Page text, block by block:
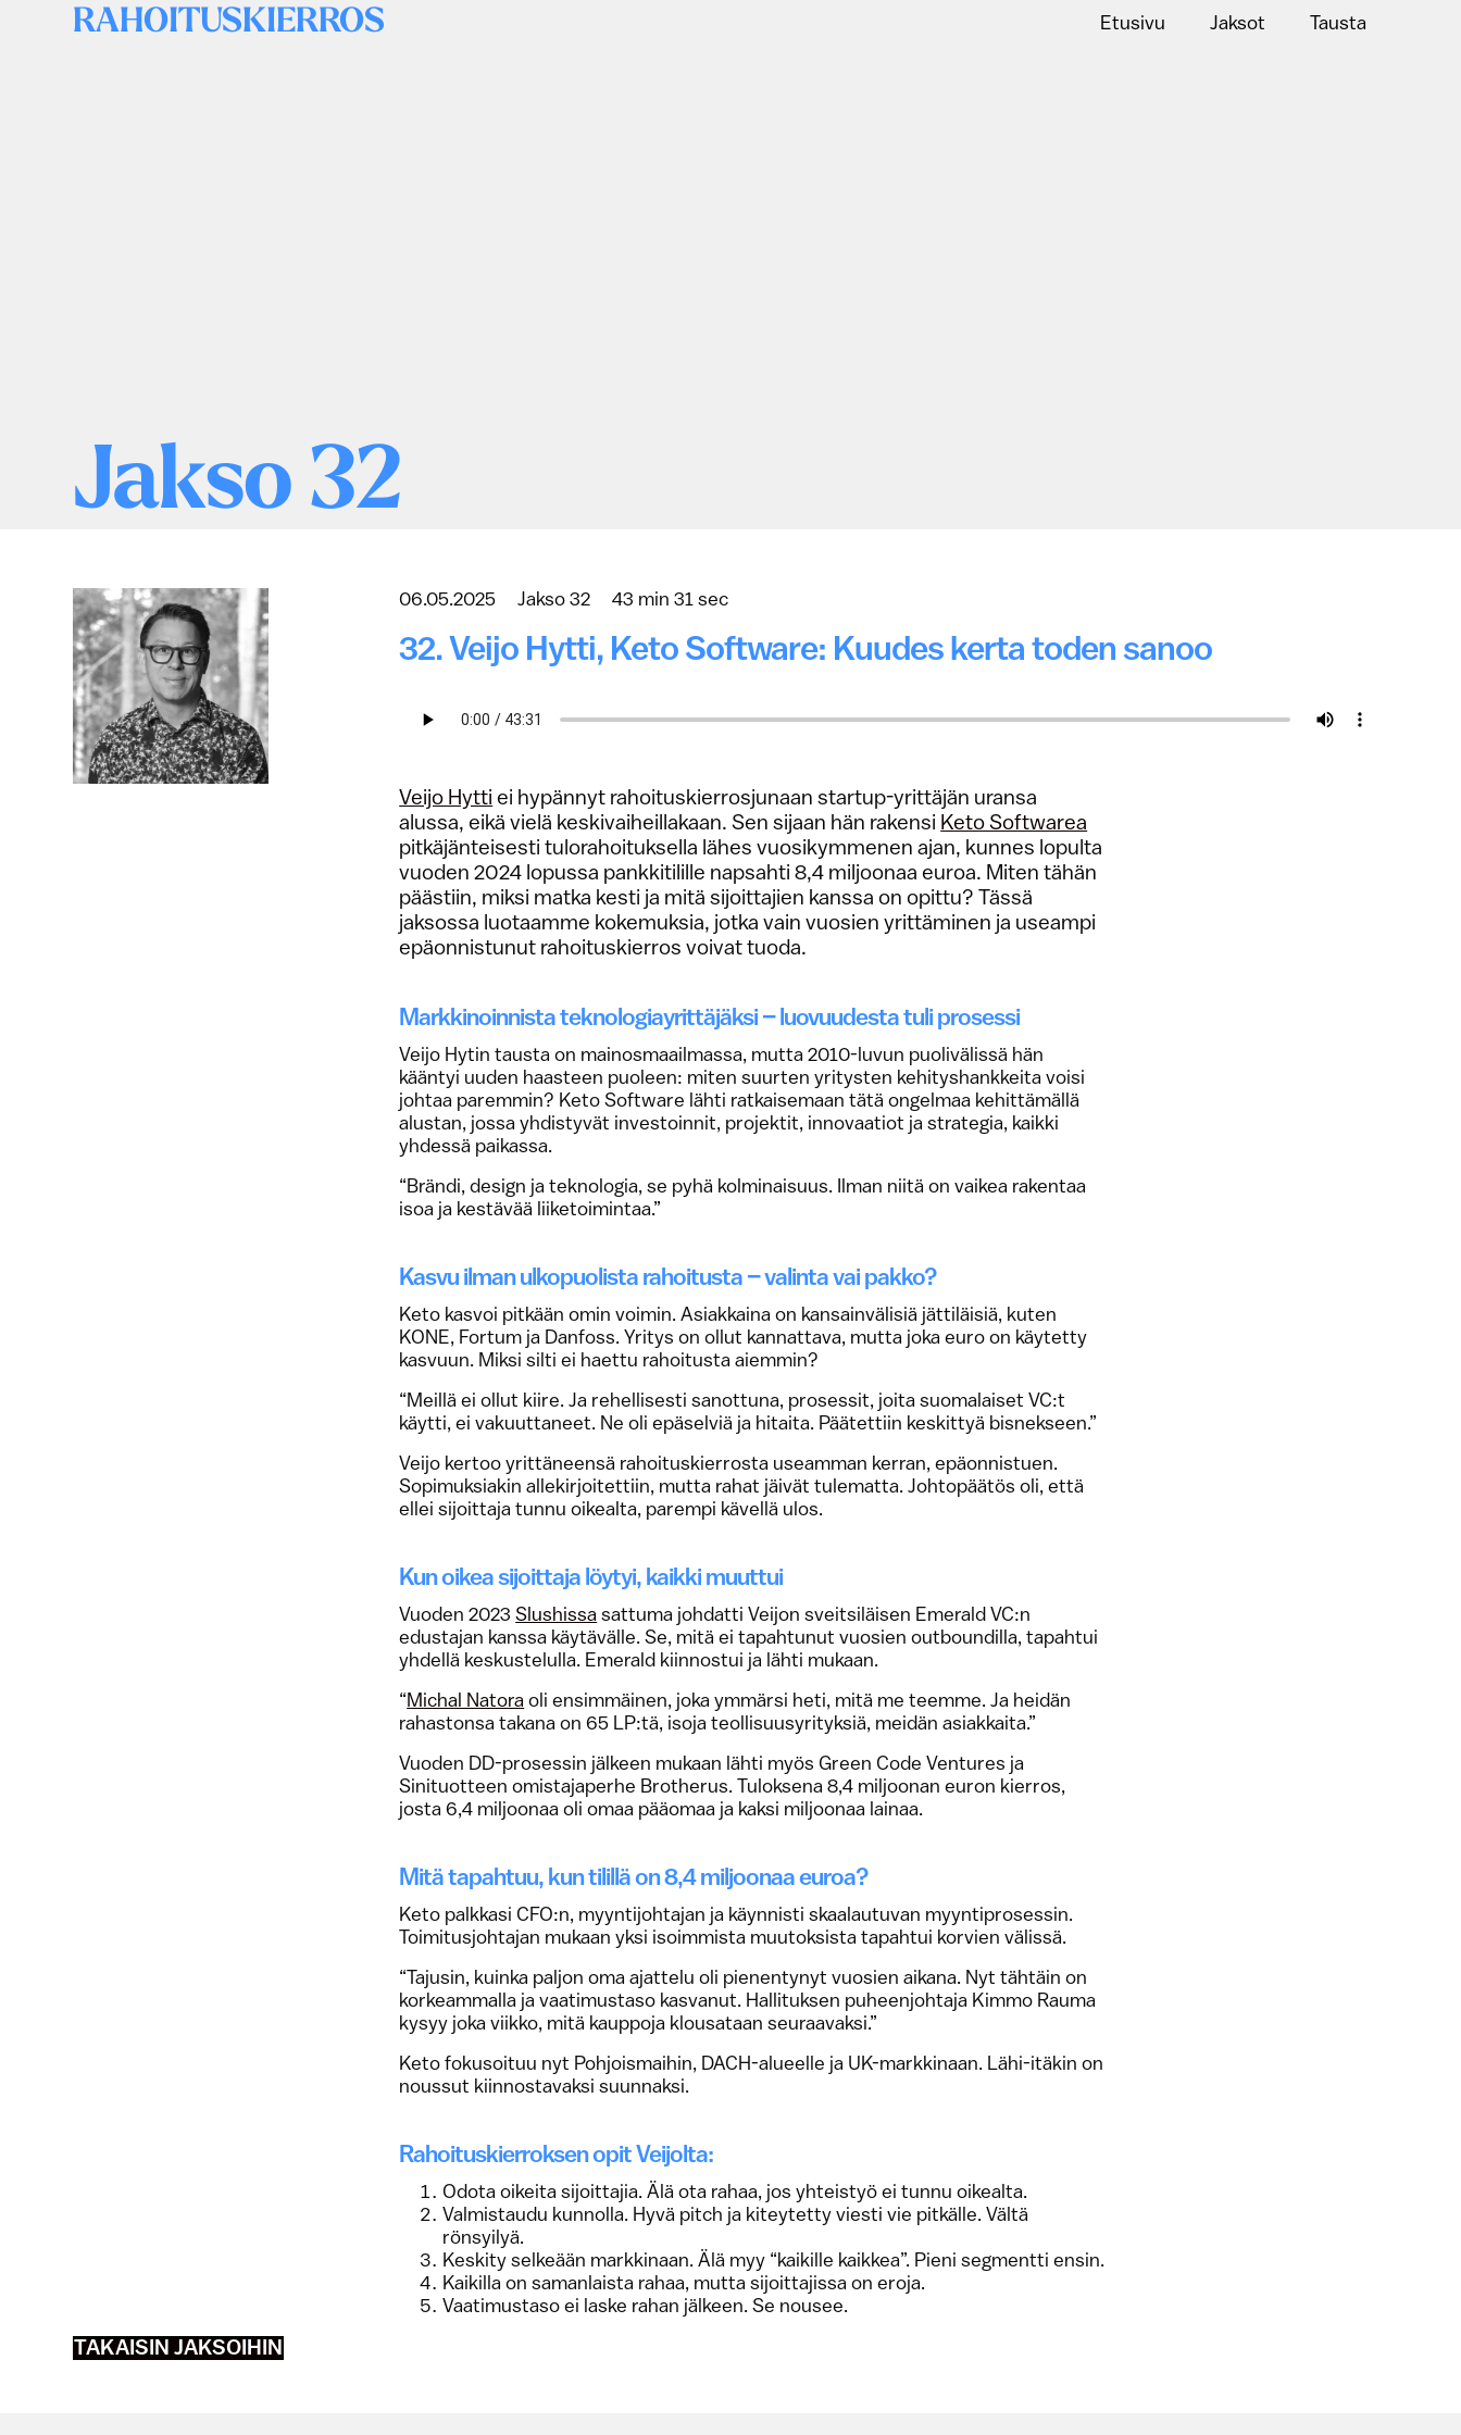
RAHOITUSKIERROS Etusivu Jaksot Tausta
Jakso 32
06.05.2025 Jakso 32 43 min 31 sec
32. Veijo Hytti, Keto Software: Kuudes kerta toden sanoo
Veijo Hytti ei hypännyt rahoituskierrosjunaan startup-yrittäjän uransa
alussa, eikä vielä keskivaiheillakaan. Sen sijaan hän rakensi Keto Softwarea
pitkäjänteisesti tulorahoituksella lähes vuosikymmenen ajan, kunnes lopulta
vuoden 2024 lopussa pankkitilille napsahti 8,4 miljoonaa euroa. Miten tähän
päästiin, miksi matka kesti ja mitä sijoittajien kanssa on opittu? Tässä
jaksossa luotaamme kokemuksia, jotka vain vuosien yrittäminen ja useampi
epäonnistunut rahoituskierros voivat tuoda.
Markkinoinnista teknologiayrittäjäksi – luovuudesta tuli prosessi
Veijo Hytin tausta on mainosmaailmassa, mutta 2010-luvun puolivälissä hän
kääntyi uuden haasteen puoleen: miten suurten yritysten kehityshankkeita voisi
johtaa paremmin? Keto Software lähti ratkaisemaan tätä ongelmaa kehittämällä
alustan, jossa yhdistyvät investoinnit, projektit, innovaatiot ja strategia, kaikki
yhdessä paikassa.
“Brändi, design ja teknologia, se pyhä kolminaisuus. Ilman niitä on vaikea rakentaa
isoa ja kestävää liiketoimintaa.”
Kasvu ilman ulkopuolista rahoitusta – valinta vai pakko?
Keto kasvoi pitkään omin voimin. Asiakkaina on kansainvälisiä jättiläisiä, kuten
KONE, Fortum ja Danfoss. Yritys on ollut kannattava, mutta joka euro on käytetty
kasvuun. Miksi silti ei haettu rahoitusta aiemmin?
“Meillä ei ollut kiire. Ja rehellisesti sanottuna, prosessit, joita suomalaiset VC:t
käytti, ei vakuuttaneet. Ne oli epäselviä ja hitaita. Päätettiin keskittyä bisnekseen.”
Veijo kertoo yrittäneensä rahoituskierrosta useamman kerran, epäonnistuen.
Sopimuksiakin allekirjoitettiin, mutta rahat jäivät tulematta. Johtopäätös oli, että
ellei sijoittaja tunnu oikealta, parempi kävellä ulos.
Kun oikea sijoittaja löytyi, kaikki muuttui
Vuoden 2023Slushissa sattuma johdatti Veijon sveitsiläisen Emerald VC:n
edustajan kanssa käytävälle. Se, mitä ei tapahtunut vuosien outboundilla, tapahtui
yhdellä keskustelulla. Emerald kiinnostui ja lähti mukaan.
“Michal Natora oli ensimmäinen, joka ymmärsi heti, mitä me teemme. Ja heidän
rahastonsa takana on 65 LP:tä, isoja teollisuusyrityksiä, meidän asiakkaita.”
Vuoden DD-prosessin jälkeen mukaan lähti myös Green Code Ventures ja
Sinituotteen omistajaperhe Brotherus. Tuloksena 8,4 miljoonan euron kierros,
josta 6,4 miljoonaa oli omaa pääomaa ja kaksi miljoonaa lainaa.
Mitä tapahtuu, kun tilillä on 8,4 miljoonaa euroa?
Keto palkkasi CFO:n, myyntijohtajan ja käynnisti skaalautuvan myyntiprosessin.
Toimitusjohtajan mukaan yksi isoimmista muutoksista tapahtui korvien välissä.
“Tajusin, kuinka paljon oma ajattelu oli pienentynyt vuosien aikana. Nyt tähtäin on
korkeammalla ja vaatimustaso kasvanut. Hallituksen puheenjohtaja Kimmo Rauma
kysyy joka viikko, mitä kauppoja klousataan seuraavaksi.”
Keto fokusoituu nyt Pohjoismaihin, DACH-alueelle ja UK-markkinaan. Lähi-itäkin on
noussut kiinnostavaksi suunnaksi.
Rahoituskierroksen opit Veijolta:
Odota oikeita sijoittajia. Älä ota rahaa, jos yhteistyö ei tunnu oikealta.
Valmistaudu kunnolla. Hyvä pitch ja kiteytetty viesti vie pitkälle. Vältä
rönsyilyä.
Keskity selkeään markkinaan. Älä myy “kaikille kaikkea”. Pieni segmentti ensin.
Kaikilla on samanlaista rahaa, mutta sijoittajissa on eroja.
Vaatimustaso ei laske rahan jälkeen. Se nousee.
TAKAISIN JAKSOIHIN